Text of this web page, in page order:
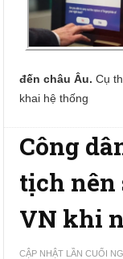
đến châu Âu. Cụ
khai hệ thống
Công
tịch nên
VN khi
CẬP NHẬT LẦN CUỐI